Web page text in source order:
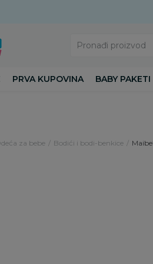
Pronađi proizvod
PRVA KUPOVINA BABY PAKETI
za bebe Bodići i bodi-benkice